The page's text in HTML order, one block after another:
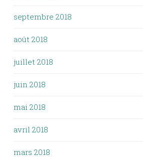
septembre 2018
août 2018
juillet 2018
juin 2018
mai 2018
avril 2018
mars 2018